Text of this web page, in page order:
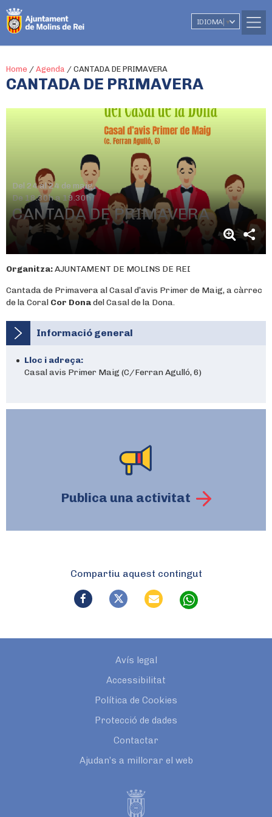
IDIOMA ▼
Home / Agenda / CANTADA DE PRIMAVERA
CANTADA DE PRIMAVERA
Del 24 al 24 de maig
De 18.30h a 19.30h
CANTADA DE PRIMAVERA
Organitza:AJUNTAMENT DE MOLINS DE REI
Cantada de Primavera al Casal d’avis Primer de Maig, a càrrec
de la Coral Cor Donadel Casal de la Dona.
Informació general
Lloc i adreça:
Casal avis Primer Maig (C/Ferran Agulló, 6)
Publica una activitat
Compartiu aquest contingut
Avís legal
Accessibilitat
Política de Cookies
Protecció de dades
Contactar
Ajudan’s a millorar el web